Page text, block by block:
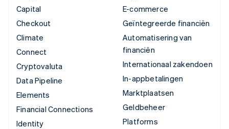
Capital
Checkout
Climate
Connect
Cryptovaluta
Data Pipeline
Elements
Financial Connections
Identity
E-commerce
Geïntegreerde financiën
Automatisering van
financiën
Internationaal zakendoen
In-appbetalingen
Marktplaatsen
Geldbeheer
Platforms